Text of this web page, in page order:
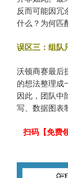
反而可能因冗
什么？为何匹
误区三：组队
沃顿商赛最后
的想法整理成
因此，团队中
写、数据图表
扫码【免费